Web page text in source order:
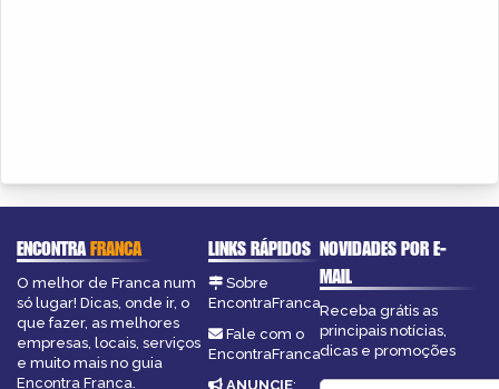
ENCONTRAFRANCA
O melhor de Franca num
só lugar! Dicas, onde ir, o
que fazer, as melhores
empresas, locais, serviços
e muito mais no guia
Encontra Franca.
LINKS RÁPIDOS
Sobre
EncontraFranca
Fale com o
EncontraFranca
ANUNCIE:
NOVIDADES POR E-
MAIL
Receba grátis as
principais notícias,
dicas e promoções